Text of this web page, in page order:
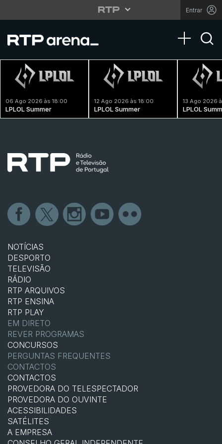
Entrar
Toggle
06 Ago 2026 às 18:00
LPLOL Summer
12 Ago 2026 às 18:00
LPLOL Summer
13 Ago 2026
LPLOL
NOTÍCIAS
DESPORTO
TELEVISÃO
RÁDIO
RTP ARQUIVOS
RTP ENSINA
RTP PLAY
EM DIRETO
REVER PROGRAMAS
CONCURSOS
PERGUNTAS FREQUENTES
CONTACTOS
CONTACTOS
PROVEDORA DO TELESPECTADOR
PROVEDORA DO OUVINTE
ACESSIBILIDADES
SATÉLITES
A EMPRESA